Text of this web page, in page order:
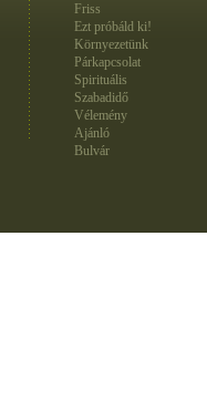
Friss
Ezt próbáld ki!
Környezetünk
Párkapcsolat
Spirituális
Szabadidő
Vélemény
Ajánló
Bulvár